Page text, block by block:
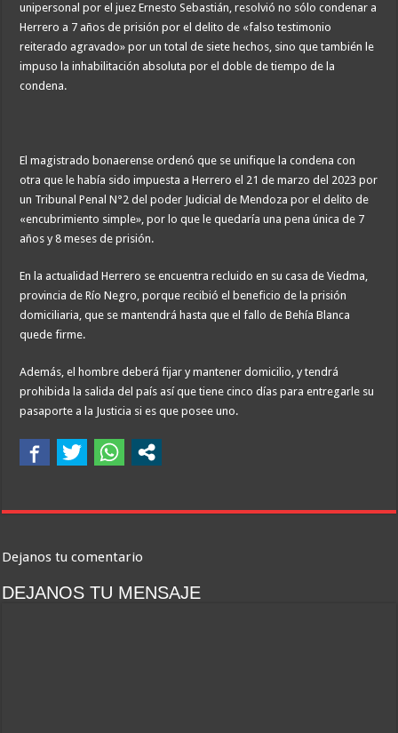
unipersonal por el juez Ernesto Sebastián, resolvió no sólo condenar a
Herrero a 7 años de prisión por el delito de «falso testimonio
reiterado agravado» por un total de siete hechos, sino que también le
impuso la inhabilitación absoluta por el doble de tiempo de la
condena.
El magistrado bonaerense ordenó que se unifique la condena con
otra que le había sido impuesta a Herrero el 21 de marzo del 2023 por
un Tribunal Penal N°2 del poder Judicial de Mendoza por el delito de
«encubrimiento simple», por lo que le quedaría una pena única de 7
años y 8 meses de prisión.
En la actualidad Herrero se encuentra recluido en su casa de Viedma,
provincia de Río Negro, porque recibió el beneficio de la prisión
domiciliaria, que se mantendrá hasta que el fallo de Behía Blanca
quede firme.
Además, el hombre deberá fijar y mantener domicilio, y tendrá
prohibida la salida del país así que tiene cinco días para entregarle su
pasaporte a la Justicia si es que posee uno.
Dejanos tu comentario
DEJANOS TU MENSAJE